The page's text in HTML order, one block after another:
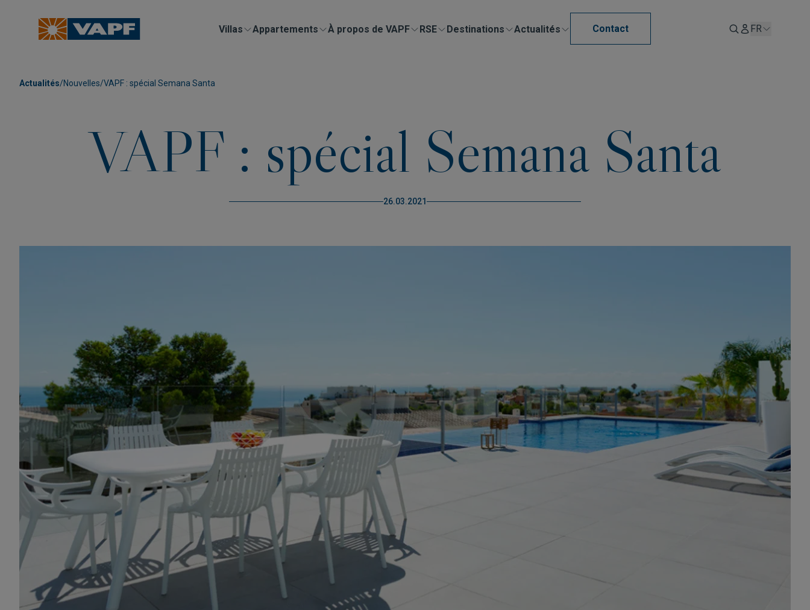
Villas Appartements À propos de VAPF RSE Destinations Actualités Contact FR
Actualités/Nouvelles/VAPF : spécial Semana Santa
VAPF : spécial Semana Santa
26.03.2021